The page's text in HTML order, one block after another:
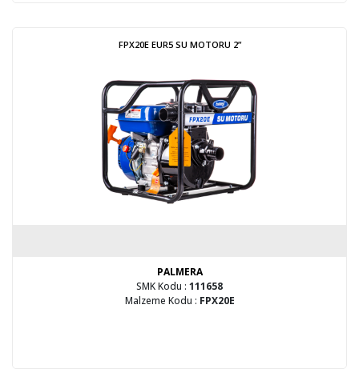
FPX20E EUR5 SU MOTORU 2”
PALMERA
SMK Kodu : 111658
Malzeme Kodu : FPX20E